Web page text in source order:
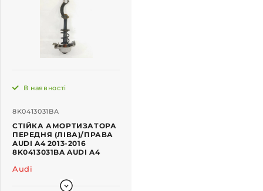
8K0413031BA
В наявності
СТІЙКА АМОРТИЗАТОРА
ПЕРЕДНЯ (ЛІВА)/ПРАВА
AUDI A4 2013-2016
8K0413031BA AUDI A4
Audi